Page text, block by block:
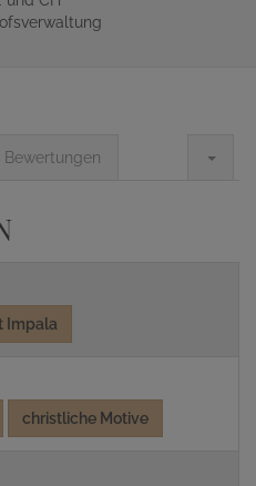
Bewertungen
Impala
christliche Motive